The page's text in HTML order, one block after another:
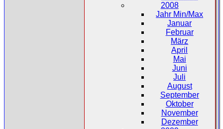
2008
Jahr Min/Max
Januar
Februar
März
April
Mai
Juni
Juli
August
September
Oktober
November
Dezember